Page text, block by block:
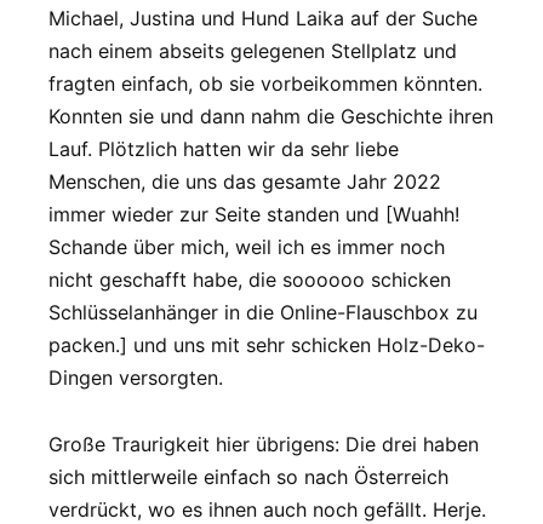
Michael, Justina und Hund Laika auf der Suche
nach einem abseits gelegenen Stellplatz und
fragten einfach, ob sie vorbeikommen könnten.
Konnten sie und dann nahm die Geschichte ihren
Lauf. Plötzlich hatten wir da sehr liebe
Menschen, die uns das gesamte Jahr 2022
immer wieder zur Seite standen und [Wuahh!
Schande über mich, weil ich es immer noch
nicht geschafft habe, die soooooo schicken
Schlüsselanhänger in die Online-Flauschbox zu
packen.] und uns mit sehr schicken Holz-Deko-
Dingen versorgten.
Große Traurigkeit hier übrigens: Die drei haben
sich mittlerweile einfach so nach Österreich
verdrückt, wo es ihnen auch noch gefällt. Herje.